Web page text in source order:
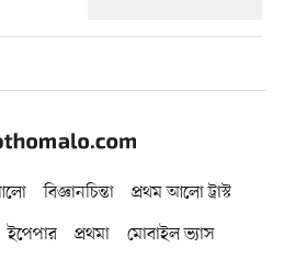
বিজ্ঞানচিন্তা
প্রথম আলো ট্রাস্ট
ইপেপার প্রথমা মোবাইল ভ্যাস